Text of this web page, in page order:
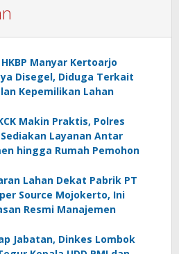
Manyar Kertoarjo
Disegel, Diduga Terkait
Kepemilikan Lahan
Makin Praktis, Polres
Layanan Antar
hingga Rumah Pemohon
Lahan Dekat Pabrik PT
Source Mojokerto, Ini
Resmi Manajemen
Jabatan, Dinkes Lombok